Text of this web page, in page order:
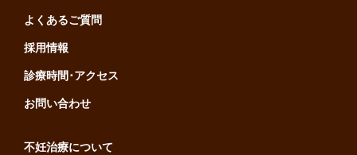
よくあるご質問
採用情報
診療時間･アクセス
お問い合わせ
不妊治療について